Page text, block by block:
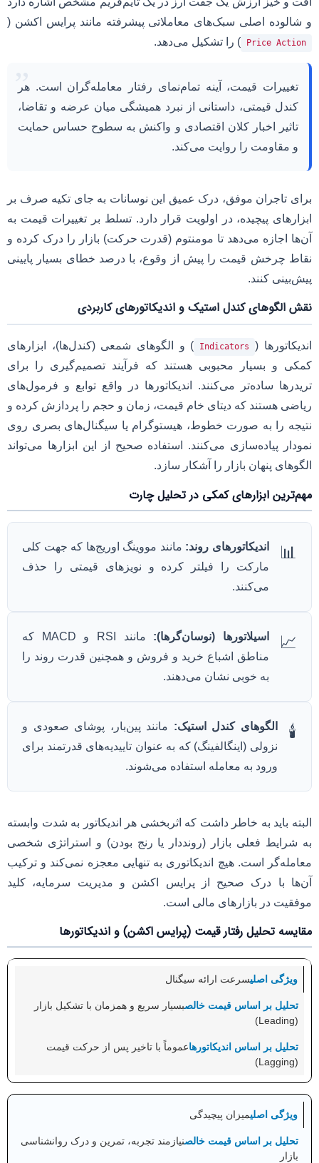
و شالوده اصلی سبک‌های معاملاتی پیشرفته مانند پرایس اکشن (
Price Action ) را تشکیل می‌دهد.
”
تغییرات قیمت، آینه تمام‌نمای رفتار معامله‌گران است. هر
کندل قیمتی، داستانی از نبرد همیشگی میان عرضه و تقاضا،
تاثیر اخبار کلان اقتصادی و واکنش به سطوح حساس حمایت
و مقاومت را روایت می‌کند.
برای تاجران موفق، درک عمیق این نوسانات به جای تکیه صرف بر
ابزارهای پیچیده، در اولویت قرار دارد. تسلط بر تغییرات قیمت به
آن‌ها اجازه می‌دهد تا مومنتوم (قدرت حرکت) بازار را درک کرده و
نقاط چرخش قیمت را پیش از وقوع، با درصد خطای بسیار پایینی
پیش‌بینی کنند.
نقش الگوهای کندل استیک و اندیکاتورهای کاربردی
اندیکاتورها ( Indicators
) و الگوهای شمعی (کندل‌ها)، ابزارهای
کمکی و بسیار محبوبی هستند که فرآیند تصمیم‌گیری را برای
تریدرها ساده‌تر می‌کنند. اندیکاتورها در واقع توابع و فرمول‌های
ریاضی هستند که دیتای خام قیمت، زمان و حجم را پردازش کرده و
نتیجه را به صورت خطوط، هیستوگرام یا سیگنال‌های بصری روی
نمودار پیاده‌سازی می‌کنند. استفاده صحیح از این ابزارها می‌تواند
الگوهای پنهان بازار را آشکار سازد.
مهم‌ترین ابزارهای کمکی در تحلیل چارت
📊 اندیکاتورهای روند: مانند مووینگ اوریج‌ها که جهت کلی
مارکت را فیلتر کرده و نویزهای قیمتی را حذف
می‌کنند.
📈 اسیلاتورها (نوسان‌گرها):
مانند RSI و MACD که
مناطق اشباع خرید و فروش و همچنین قدرت روند را
به خوبی نشان می‌دهند.
🕯️ الگوهای کندل استیک: مانند پین‌بار، پوشای صعودی و
نزولی (اینگالفینگ) که به عنوان تاییدیه‌های قدرتمند برای
ورود به معامله استفاده می‌شوند.
البته باید به خاطر داشت که اثربخشی هر اندیکاتور به شدت وابسته
به شرایط فعلی بازار (رونددار یا رنج بودن) و استراتژی شخصی
معامله‌گر است. هیچ اندیکاتوری به تنهایی معجزه نمی‌کند و ترکیب
آن‌ها با درک صحیح از پرایس اکشن و مدیریت سرمایه، کلید
موفقیت در بازارهای مالی است.
مقایسه تحلیل رفتار قیمت (پرایس اکشن) و اندیکاتورها
سرعت ارائه سیگنال
بسیار سریع و همزمان با تشکیل بازار
(Leading)
عموماً با تاخیر پس از حرکت قیمت
(Lagging)
میزان پیچیدگی
نیازمند تجربه، تمرین و درک روانشناسی
بازار